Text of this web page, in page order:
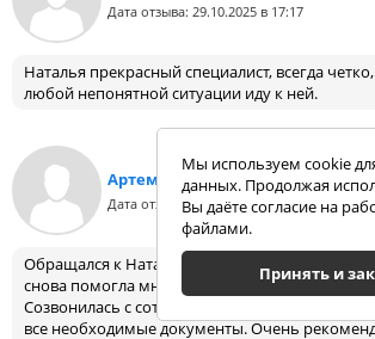
Дата отзыва: 29.10.2025 в 17:17
Наталья прекрасный специалист, всегда
любой непонятной ситуации иду к ней.
Артем
Дата отзыва: 17.10.2025 в 15:06
Обращался к Наталье за помощью уже много
снова помогла мне разобраться в сложной
Созвонилась с сотрудниками налоговой и
все необходимые документы. Очень
Мы используем cookie
данных. Продолжая
Вы даёте согласие на
файлами.
Принять и